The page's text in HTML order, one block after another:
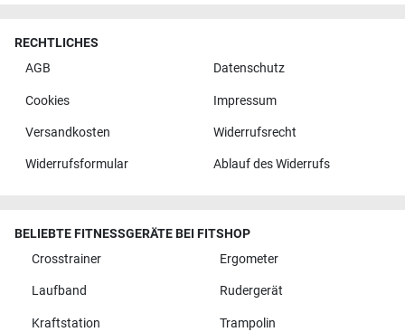
RECHTLICHES
AGB
Datenschutz
Cookies Impressum
Versandkosten Widerrufsrecht
Widerrufsformular Ablauf des Widerrufs
BELIEBTE FITNESSGERÄTE BEI FITSHOP
Crosstrainer
Ergometer
Laufband Rudergerät
Kraftstation Trampolin